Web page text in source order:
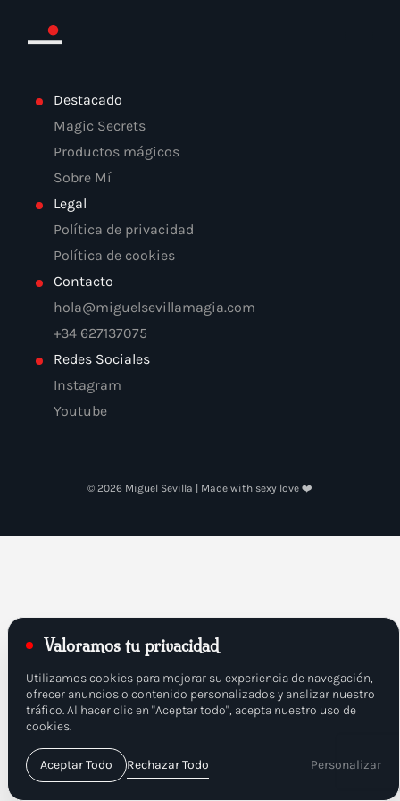
Valoramos tu privacidad
Utilizamos cookies para mejorar su experiencia de navegación,
ofrecer anuncios o contenido personalizados y analizar nuestro
tráfico. Al hacer clic en "Aceptar todo", acepta nuestro uso de
cookies.
Personalizar
Rechazar Todo
Aceptar Todo
Destacado
Magic Secrets
Productos mágicos
Sobre Mí
Legal
Política de privacidad
Política de cookies
Contacto
hola@miguelsevillamagia.com
+34 627137075
Redes Sociales
Instagram
Youtube
© 2026 Miguel Sevilla | Made with sexy love ❤️